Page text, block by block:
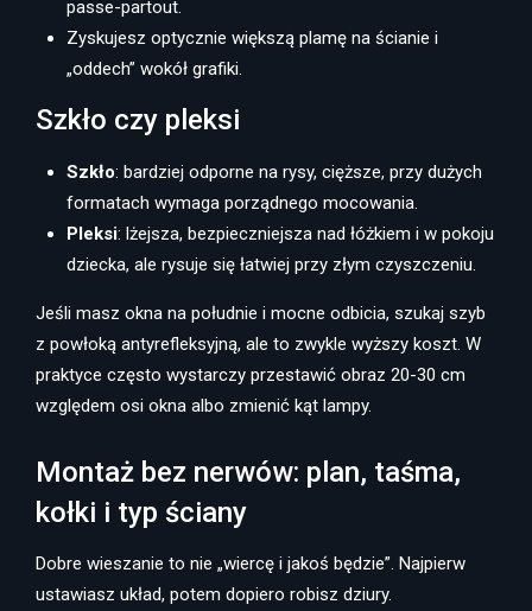
passe-partout.
Zyskujesz optycznie większą plamę na ścianie i
„oddech” wokół grafiki.
Szkło czy pleksi
Szkło: bardziej odporne na rysy, cięższe, przy dużych
formatach wymaga porządnego mocowania.
Pleksi: lżejsza, bezpieczniejsza nad łóżkiem i w pokoju
dziecka, ale rysuje się łatwiej przy złym czyszczeniu.
Jeśli masz okna na południe i mocne odbicia, szukaj szyb
z powłoką antyrefleksyjną, ale to zwykle wyższy koszt. W
praktyce często wystarczy przestawić obraz 20-30 cm
względem osi okna albo zmienić kąt lampy.
Montaż bez nerwów: plan, taśma,
kołki i typ ściany
Dobre wieszanie to nie „wiercę i jakoś będzie”. Najpierw
ustawiasz układ, potem dopiero robisz dziury.